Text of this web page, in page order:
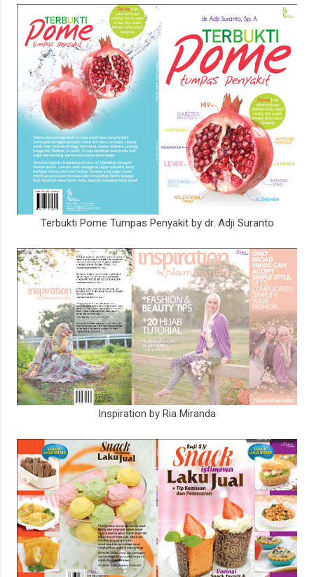
Terbukti Pome Tumpas Penyakit by dr. Adji Suranto
Inspiration by Ria Miranda